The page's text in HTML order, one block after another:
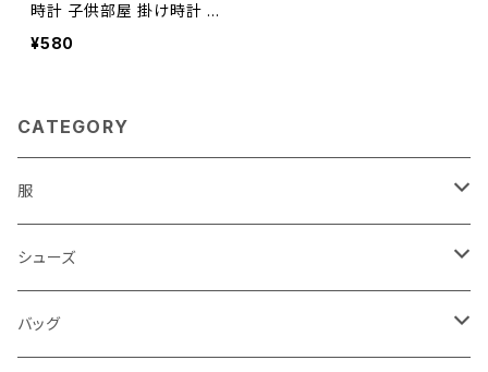
時計 子供部屋 掛け時計 ウ
ォールクロック 丸い ラウン
¥580
CATEGORY
服
レディース
トップス
メンズ
シューズ
レディース
バッグ